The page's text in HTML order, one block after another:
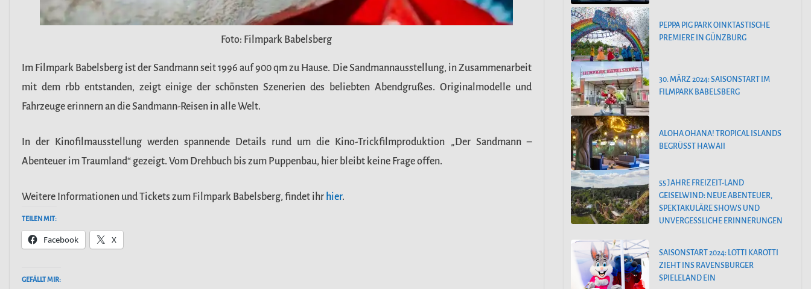
Foto: Filmpark Babelsberg
Im Filmpark Babelsberg ist der Sandmann seit 1996 auf 900 qm zu Hause. Die Sandmannausstellung, in Zusammenarbeit
mit dem rbb entstanden, zeigt einige der schönsten Szenerien des beliebten Abendgrußes. Originalmodelle und
Fahrzeuge erinnern an die Sandmann-Reisen in alle Welt.
In der Kinofilmausstellung werden spannende Details rund um die Kino-Trickfilmproduktion „Der Sandmann –
Abenteuer im Traumland“ gezeigt. Vom Drehbuch bis zum Puppenbau, hier bleibt keine Frage offen.
Weitere Informationen und Tickets zum Filmpark Babelsberg, findet ihr hier.
TEILEN MIT:
Facebook X
GEFÄLLT MIR:
PEPPA PIG PARK OINKTASTISCHE
PREMIERE IN GÜNZBURG
30. MÄRZ 2024: SAISONSTART IM
FILMPARK BABELSBERG
ALOHA OHANA! TROPICAL ISLANDS
BEGRÜSST HAWAII
55 JAHRE FREIZEIT-LAND
GEISELWIND: NEUE ABENTEUER,
SPEKTAKULÄRE SHOWS UND
UNVERGESSLICHE ERINNERUNGEN
SAISONSTART 2024: LOTTI KAROTTI
ZIEHT INS RAVENSBURGER
SPIELELAND EIN